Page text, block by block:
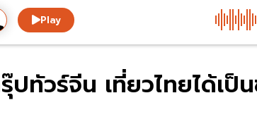
Play
ปทัวร์จีน เที่ยวไทยได้เป็